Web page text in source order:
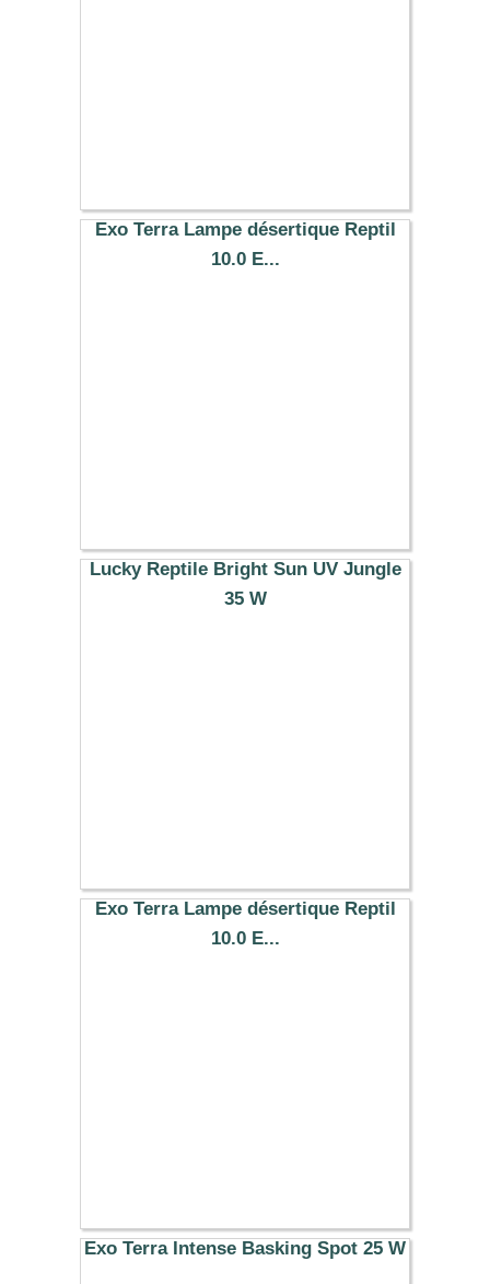
Exo Terra Lampe désertique Reptil
10.0 E...
Lucky Reptile Bright Sun UV Jungle
35 W
Exo Terra Lampe désertique Reptil
10.0 E...
Exo Terra Intense Basking Spot 25 W